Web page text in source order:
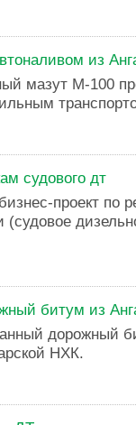
из
мазут М-100
судового дт
проект по
(судовое
битум из
дорожный
НХК.